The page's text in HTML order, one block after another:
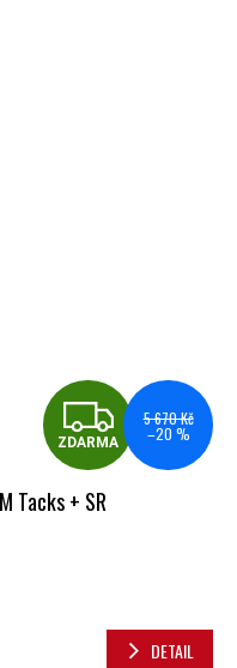
ZDARMA
5 670 Kč
–20 %
Tacks + SR
DETAIL